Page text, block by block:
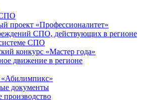
проект «Профессионалитет»
СПО, действующих в регионе
СПО
конкурс «Мастер года»
движение в регионе
документы
производство